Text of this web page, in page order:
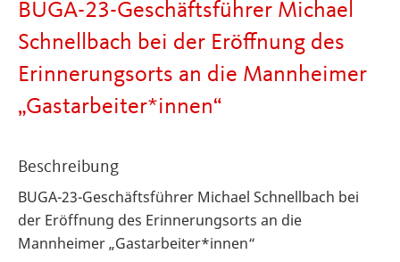
BUGA-23-Geschäftsführer Michael
Schnellbach bei der Eröffnung des
Erinnerungsorts an die Mannheimer
„Gastarbeiter*innen“
Beschreibung
BUGA-23-Geschäftsführer Michael Schnellbach bei
der Eröffnung des Erinnerungsorts an die
Mannheimer „Gastarbeiter*innen“